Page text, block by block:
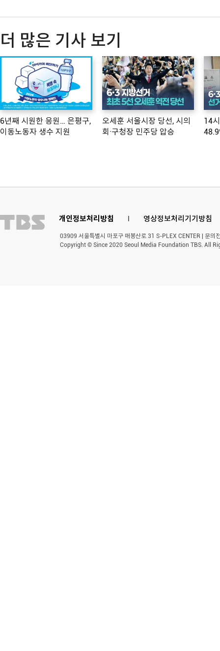
더 많은 기사 보기
6년째 시원한 응원… 은평구,
이동노동자 생수 지원
오세훈 서울시장 당선, 시의
회·구청장 민주당 압승
14
개인정보처리방침 l 영상정보처리기기방침
03909 서울특별시 마포구 매봉산로 31 S-PLEX CENTER | 문
Copyright © Since 2020 Seoul Media Foundation TBS. All